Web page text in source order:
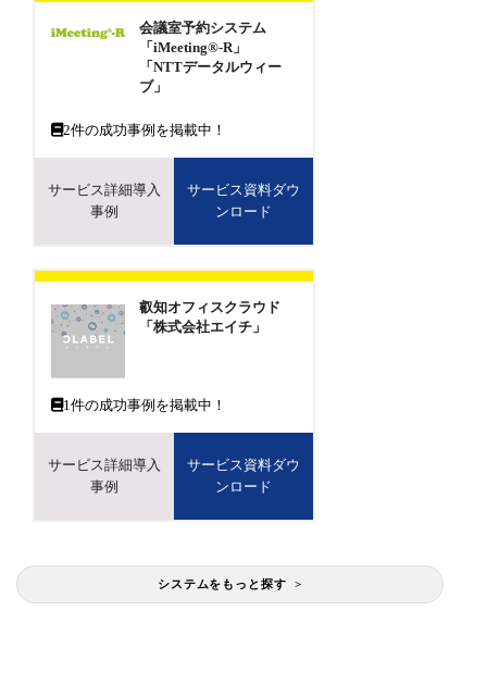
会議室予約システム
「iMeeting®-R」
「NTTデータルウィー
ブ」
2件の成功事例を掲載中！
サービス詳細導入
事例
サービス資料ダウ
ンロード
叡知オフィスクラウド
「株式会社エイチ」
1件の成功事例を掲載中！
サービス詳細導入
事例
サービス資料ダウ
ンロード
システムをもっと探す >